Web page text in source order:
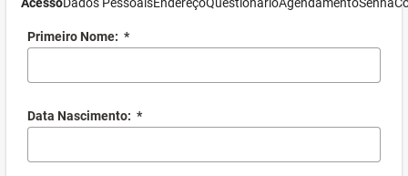
Primeiro Nome: *
Data Nascimento: *